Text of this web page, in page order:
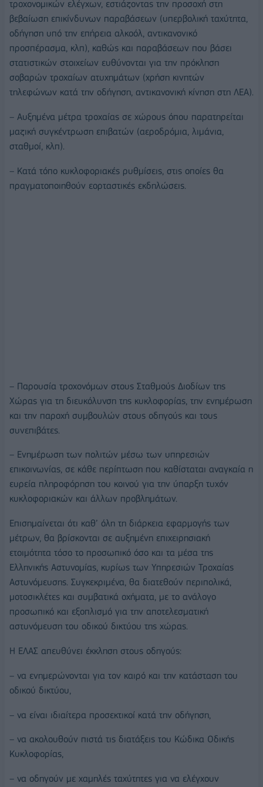
τροχονομικών ελέγχων, εστιάζοντας την προσοχή στη
βεβαίωση επικίνδυνων παραβάσεων (υπερβολική ταχύτητα,
οδήγηση υπό την επήρεια αλκοόλ, αντικανονικό
προσπέρασμα, κλπ), καθώς και παραβάσεων που βάσει
στατιστικών στοιχείων ευθύνονται για την πρόκληση
σοβαρών τροχαίων ατυχημάτων (χρήση κινητών
τηλεφώνων κατά την οδήγηση, αντικανονική κίνηση στη ΛΕΑ).
– Αυξημένα μέτρα τροχαίας σε χώρους όπου παρατηρείται
μαζική συγκέντρωση επιβατών (αεροδρόμια, λιμάνια,
σταθμοί, κλπ).
– Κατά τόπο κυκλοφοριακές ρυθμίσεις, στις οποίες θα
πραγματοποιηθούν εορταστικές εκδηλώσεις.
– Παρουσία τροχονόμων στους Σταθμούς Διοδίων της
Χώρας για τη διευκόλυνση της κυκλοφορίας, την ενημέρωση
και την παροχή συμβουλών στους οδηγούς και τους
συνεπιβάτες.
– Ενημέρωση των πολιτών μέσω των υπηρεσιών
επικοινωνίας, σε κάθε περίπτωση που καθίσταται αναγκαία η
ευρεία πληροφόρηση του κοινού για την ύπαρξη τυχόν
κυκλοφοριακών και άλλων προβλημάτων.
Επισημαίνεται ότι καθ’ όλη τη διάρκεια εφαρμογής των
μέτρων, θα βρίσκονται σε αυξημένη επιχειρησιακή
ετοιμότητα τόσο το προσωπικό όσο και τα μέσα της
Ελληνικής Αστυνομίας, κυρίως των Υπηρεσιών Τροχαίας
Αστυνόμευσης. Συγκεκριμένα, θα διατεθούν περιπολικά,
μοτοσικλέτες και συμβατικά οχήματα, με το ανάλογο
προσωπικό και εξοπλισμό για την αποτελεσματική
αστυνόμευση του οδικού δικτύου της χώρας.
Η ΕΛΑΣ απευθύνει έκκληση στους οδηγούς:
– να ενημερώνονται για τον καιρό και την κατάσταση του
οδικού δικτύου,
– να είναι ιδιαίτερα προσεκτικοί κατά την οδήγηση,
– να ακολουθούν πιστά τις διατάξεις του Κώδικα Οδικής
Κυκλοφορίας,
– να οδηγούν με χαμηλές ταχύτητες για να ελέγχουν